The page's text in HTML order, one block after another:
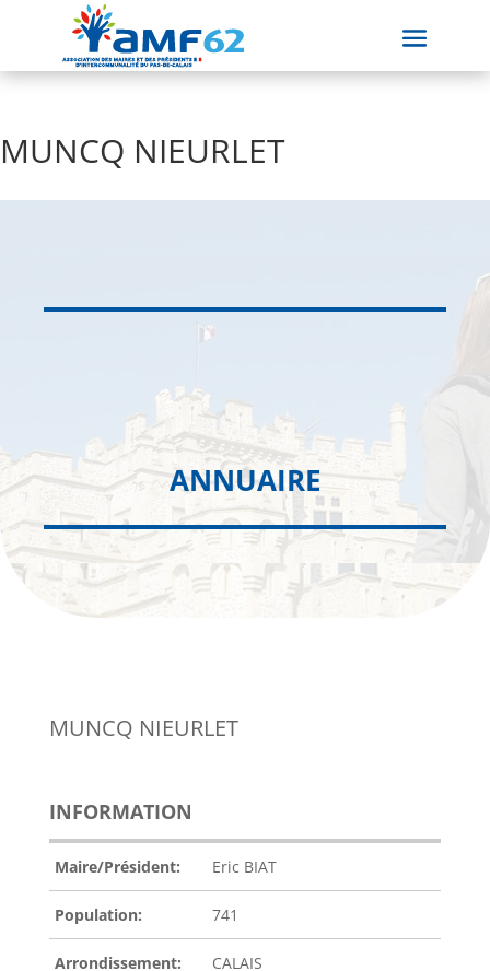
MUNCQ NIEURLET
ANNUAIRE
MUNCQ NIEURLET
INFORMATION
Maire/Président: Eric BIAT
Population: 741
Arrondissement: CALAIS